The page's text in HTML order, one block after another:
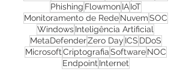
CibersegurançaCloudZero Trust
NGFWInfraestruturaDadosLGPDOT
PhishingFlowmonIAIoT
Monitoramento de RedeNuvemSOC
WindowsInteligência Artificial
MetaDefenderZero DayICS